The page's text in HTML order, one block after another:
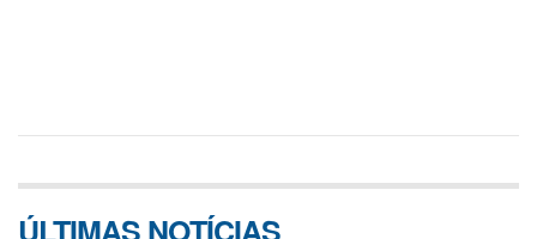
ÚLTIMAS NOTÍCIAS